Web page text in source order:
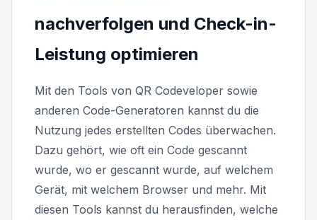
nachverfolgen und Check-in-
Leistung optimieren
Mit den Tools von QR Codeveloper sowie
anderen Code-Generatoren kannst du die
Nutzung jedes erstellten Codes überwachen.
Dazu gehört, wie oft ein Code gescannt
wurde, wo er gescannt wurde, auf welchem
Gerät, mit welchem Browser und mehr. Mit
diesen Tools kannst du herausfinden, welche